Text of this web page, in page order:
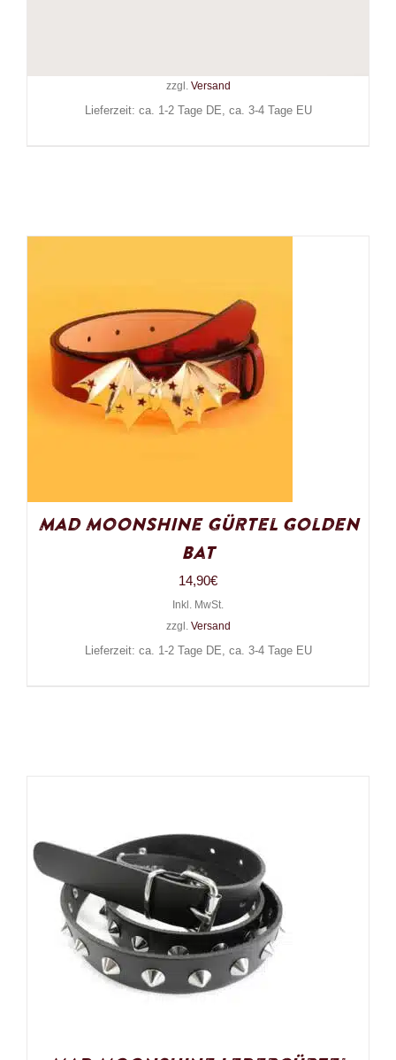
zzgl. Versand
Lieferzeit: ca. 1-2 Tage DE, ca. 3-4 Tage EU
Mad Moonshine Gürtel Golden
Bat
14,90€
Inkl. MwSt.
zzgl. Versand
Lieferzeit: ca. 1-2 Tage DE, ca. 3-4 Tage EU